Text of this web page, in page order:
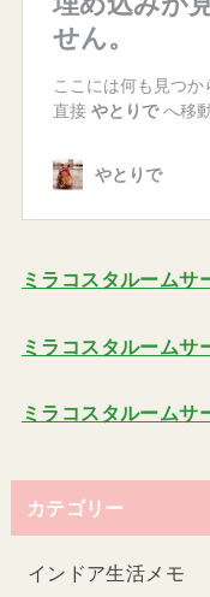
ミラコスタルームサ
ミラコスタルームサ
ミラコスタルームサ
カテゴリー
インドア生活メモ